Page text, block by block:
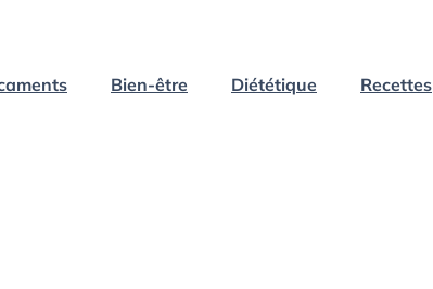
Bien-être Diététique Recettes